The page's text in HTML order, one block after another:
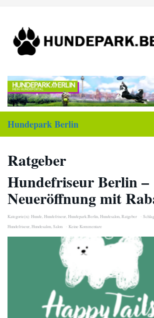
content
Hundepark Berlin
Ratgeber
Hundefriseur Berlin –
Neueröffnung mit
Kategorie(n):Hunde,Hundefriseur,Hundepark.Berlin,Hundesalon,Ratgeber
Hundefriseur,Hundesalon,Salon Keine Kommentare